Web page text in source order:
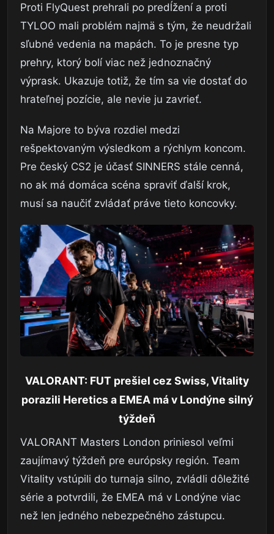
Proti FlyQuest prehrali po predĺžení a proti
TYLOO mali problém najmä s tým, že neudržali
sľubné vedenia na mapách. To je presne typ
prehry, ktorý bolí viac než jednoznačný
výprask. Ukazuje totiž, že tím sa vie dostať do
hrateľnej pozície, ale nevie ju zavrieť.
Na Majore to býva rozdiel medzi
rešpektovaným výsledkom a rýchlym koncom.
Pre český CS2 je účasť SINNERS stále cenná,
no ak má domáca scéna spraviť ďalší krok,
musí sa naučiť zvládať práve tieto koncovky.
VALORANT: FUT prešiel cez Swiss, Vitality
porazili Heretics a EMEA má v Londýne silný
týždeň
VALORANT Masters London priniesol veľmi
zaujímavý týždeň pre európsky región. Team
Vitality vstúpili do turnaja silno, zvládli dôležité
série a potvrdili, že EMEA má v Londýne viac
než len jedného nebezpečného zástupcu.